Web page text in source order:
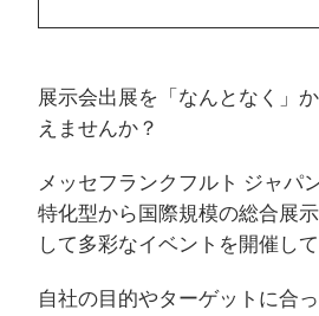
展示会出展を「なんとなく」
えませんか？
メッセフランクフルト ジャパ
特化型から国際規模の総合展
して多彩なイベントを開催して
自社の目的やターゲットに合